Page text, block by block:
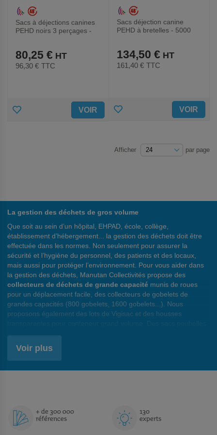
Sacs à déjections canines
PEHD noirs 3 perçages -
80,25 €
96,30 € TTC
AJOUTER VOIR
Sacs déjection canine
PEHD à bretelles - 5000
134,50 €
161,40 € TTC
AJOUTER
FAVORIS
VOIR
Afficher par page
La gestion des déchets de gros volume
Que soit au sein d’un hôpital, EHPAD, école, collège,
établissement d’hébergement... la gestion des déchets doit être
effectuée dans les normes. Non seulement pour assurer la
sécurité et l’hygiène du personnel, des patients et des locaux,
mais aussi pour protéger l’environnement. Pour vous aider dans
la gestion des déchets, Manutan Collectivités propose des
collecteurs de déchets de grande capacité munis de roues
pour un déplacement facile, des collecteurs de gobelets de
grandes capacités (800 gobelets, 1600 gobelets...). Nous
proposons également des lots de Vigisac et des housses
pour déchets lourds et des sacs poubelles pour déchets
proposons des socles sur roulettes, des chariots porte-sacs, des
chantiers, nos big bags permettent de collecter aisément les
déchets de gravats.
Voir plus
+ de 300 000
références
130
experts